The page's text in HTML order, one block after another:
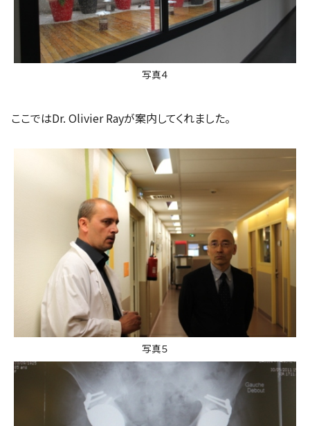
写真４
ここではDr. Olivier Rayが案内してくれました。
写真５